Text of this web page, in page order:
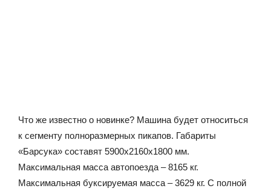
Что же известно о новинке? Машина будет относиться
к сегменту полноразмерных пикапов. Габариты
«Барсука» составят 5900х2160х1800 мм.
Максимальная масса автопоезда – 8165 кг.
Максимальная буксируемая масса – 3629 кг. С полной